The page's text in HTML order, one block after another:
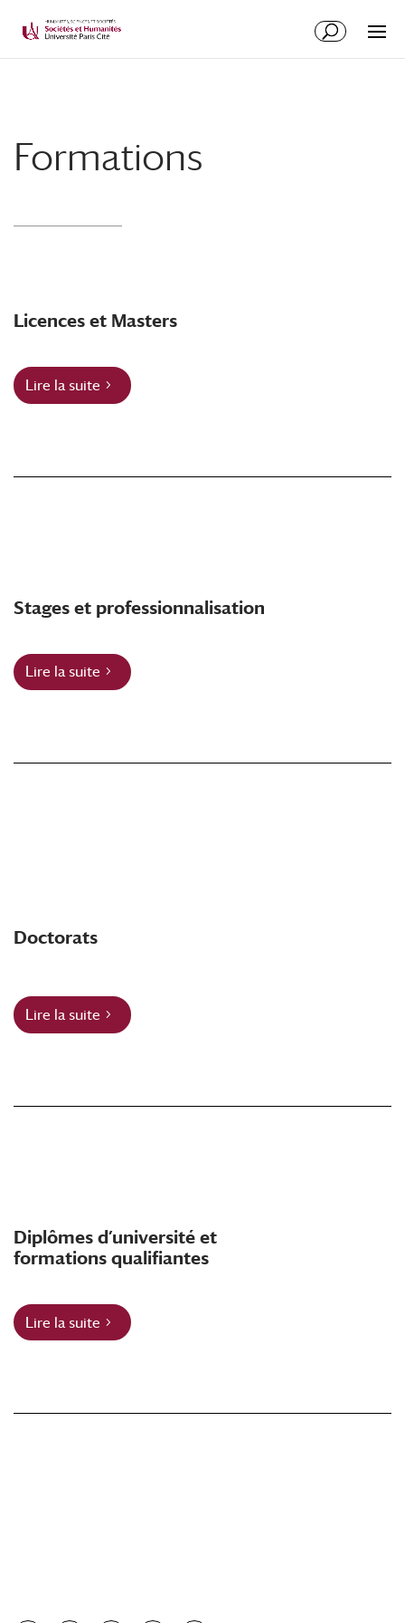
Formations
Licences et Masters
Lire la suite
Stages et professionnalisation
Lire la suite
Doctorats
Lire la suite
Diplômes d’université et
formations qualifiantes
Lire la suite